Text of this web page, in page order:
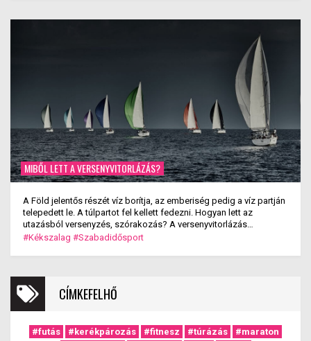
MIBŐL LETT A VERSENYVITORLÁZÁS?
A Föld jelentős részét víz borítja, az emberiség pedig a víz partján
telepedett le. A túlpartot fel kellett fedezni. Hogyan lett az
utazásból versenyzés, szórakozás? A versenyvitorlázás
kialakulása.
#Kékszalag #Szabadidősport
CÍMKEFELHŐ
#futás #kerékpározás #fitnesz #túrázás #maraton